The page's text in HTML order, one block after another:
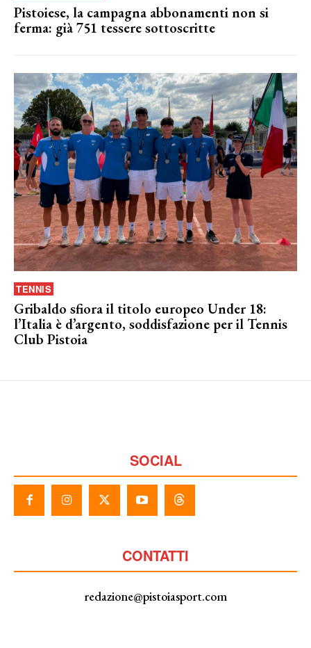
Pistoiese, la campagna abbonamenti non si
ferma: già 751 tessere sottoscritte
TENNIS
Gribaldo sfiora il titolo europeo Under 18:
l’Italia è d’argento, soddisfazione per il Tennis
Club Pistoia
SOCIAL
CONTATTI
redazione@pistoiasport.com